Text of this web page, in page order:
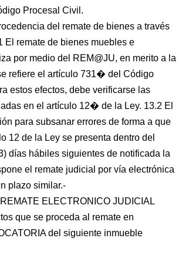
Procesal Civil.
del remate de bienes a través
El remate de bienes muebles e
por medio del REM@JU, en merito a la
refiere el artículo 731� del Código
estos efectos, debe verificarse las
en el artículo 12� de la Ley. 13.2 El
para subsanar errores de forma a que
12 de la Ley se presenta dentro del
días hábiles siguientes de notificada la
el remate judicial por vía electrónica
plazo similar.-
ELECTRONICO JUDICIAL
que se proceda al remate en
del siguiente inmueble